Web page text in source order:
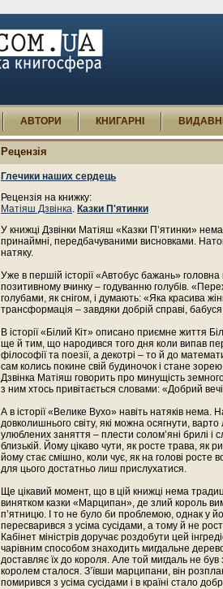
АВТОРИ КНИГАРНІ
Рецензія
Глечики наших сердець
Рецензія на книжку:
Матіяш Дзвінка. Казки П'ятинки
У книжці Дзвінки Матіяш «Казки П’ятинки»
принаймні, передбачуваними висновками.
натяку.
Уже в першій історії «Автобус бажань»
позитивному вчинку – годуванню голубів.
голубами, як снігом, і думають: «Яка красива
трансформація – завдяки добрій справі,
В історії «Білий Кіт» описано приємне життя
ще й тим, що народився того дня коли випав
філософії та поезії, а декотрі – то й до
сам колись покине свій будиночок і стане
Дзвінка Матіяш говорить про минущість
з ним хтось привітається словами: «Добрий
А в історії «Велике Вухо» навіть натяків нема.
довколишнього світу, які можна осягнути,
улюблених заняття – плести солом’яні брилі і
близькій. Йому цікаво чути, як росте трава, як
йому стає смішно, коли чує, як на голові росте
для цього достатньо лиш прислухатися.
Ще цікавий момент, що в цій книжці нема
винятком казки «Марципан», де злий король
п’ятницю. І то не було би проблемою, однак у
пересварився з усіма сусідами, а тому й не
Кабінет міністрів доручає роздобути цей
чарівним способом знаходить мигдальне
доставляє їх до короля. Але той мигдаль не
королем сталося. З’ївши марципани, він
помирився з усіма сусідами і в країні стало